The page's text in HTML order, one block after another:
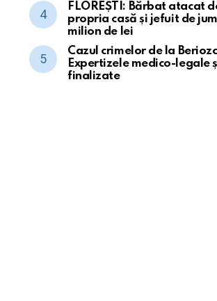
FLOREȘTI: Bărbat atacat
propria casă și jefuit de
milion de lei
Cazul crimelor de la
Expertizele medico-legale
finalizate